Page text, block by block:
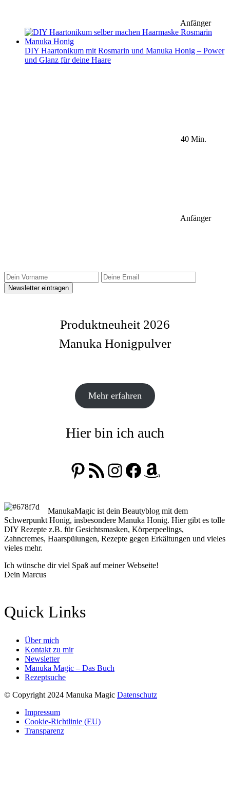
Anfänger
DIY Haartonikum mit Rosmarin und Manuka Honig – Power
und Glanz für deine Haare
40 Min.
Anfänger
Produktneuheit 2026
Manuka Honigpulver
Mehr erfahren
Hier bin ich auch
Pinterest
RSS-FeedInstagram
Facebook
Amazon
ManukaMagic ist dein Beautyblog mit dem
Schwerpunkt Honig, insbesondere Manuka Honig. Hier gibt es tolle
DIY Rezepte z.B. für Gesichtsmasken, Körperpeelings,
Zahncremes, Haarspülungen, Rezepte gegen Erkältungen und vieles
vieles mehr.
Ich wünsche dir viel Spaß auf meiner Webseite!
Dein Marcus
Quick Links
Über mich
Kontakt zu mir
Newsletter
Manuka Magic – Das Buch
Rezeptsuche
© Copyright 2024 Manuka Magic Datenschutz
Impressum
Cookie-Richtlinie (EU)
Transparenz